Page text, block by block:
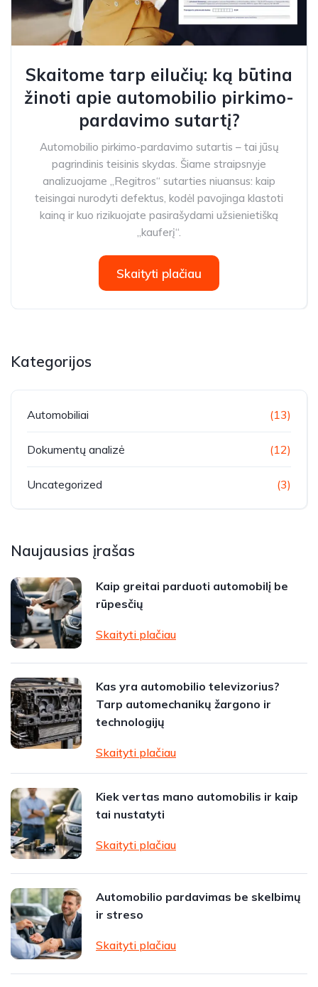
Skaitome tarp eilučių: ką būtina
žinoti apie automobilio pirkimo-
pardavimo sutartį?
Automobilio pirkimo-pardavimo sutartis – tai jūsų
pagrindinis teisinis skydas. Šiame straipsnyje
analizuojame „Regitros“ sutarties niuansus: kaip
teisingai nurodyti defektus, kodėl pavojinga klastoti
kainą ir kuo rizikuojate pasirašydami užsienietišką
„kauferį“.
Skaityti plačiau
Kategorijos
Automobiliai (13)
Dokumentų analizė (12)
Uncategorized (3)
Naujausias įrašas
Kaip greitai parduoti automobilį be
rūpesčių
Skaityti plačiau
Kas yra automobilio televizorius?
Tarp automechanikų žargono ir
technologijų
Skaityti plačiau
Kiek vertas mano automobilis ir kaip
tai nustatyti
Skaityti plačiau
Automobilio pardavimas be skelbimų
ir streso
Skaityti plačiau